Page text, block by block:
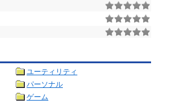
ユーティリティ
パーソナル
ゲーム